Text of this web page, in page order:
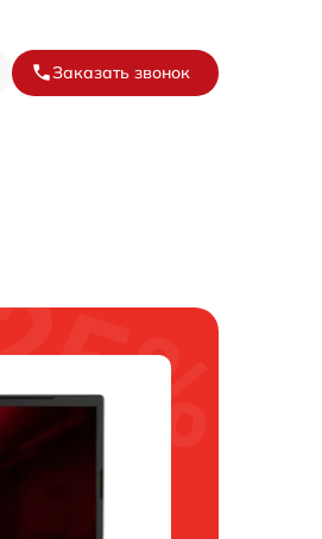
Заказать звонок